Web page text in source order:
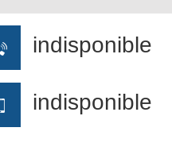
indisponible
indisponible